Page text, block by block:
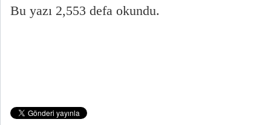
Bu yazı 2,553 defa okundu.